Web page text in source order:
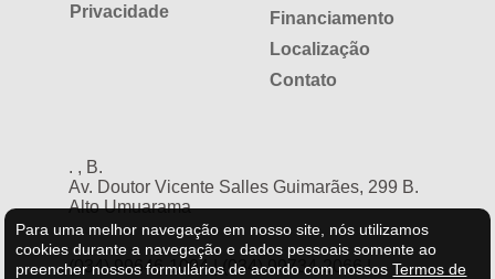
Privacidade
Financiamento
Localização
Contato
. , B.
Av. Doutor Vicente Salles Guimarães, 299 B.
Alto Umuarama
-
(034) 99646-1004 | (034) 99734-2066 |
Para uma melhor navegação em nosso site, nós utilizamos
cookies durante a navegação e dados pessoais somente ao
preencher nossos formulários de acordo com nossosTermos de